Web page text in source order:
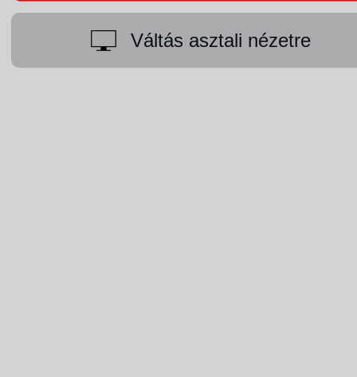
Váltás asztali nézetre